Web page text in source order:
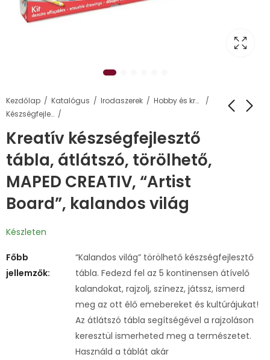
Kezdőlap Katalógus Irodaszerek
Hobby és kreatív termékek
Készségfejlesztő termékcsalád
Kreatív készségfejlesztő
tábla, átlátszó, törölhető,
MAPED CREATIV, “Artist
Board”, kalandos világ
Készleten
Főbb
jellemzők:
“Kalandos világ” törölhető készségfejlesztő
tábla. Fedezd fel az 5 kontinensen átívelő
kalandokat, rajzolj, színezz, játssz, ismerd
meg az ott élő emebereket és kultúrájukat!
Az átlátszó tábla segítségével a rajzoláson
keresztül ismerheted meg a természetet.
Használd a táblát akár